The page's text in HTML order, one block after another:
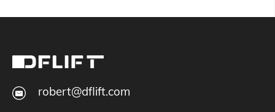
robert@dflift.com